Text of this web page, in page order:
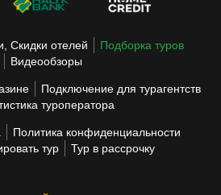
Скидки отелей
Подборка туров
Видеообзоры
Подключение для турагентств
туроператора
Политика конфиденциальности
тур
Тур в рассрочку